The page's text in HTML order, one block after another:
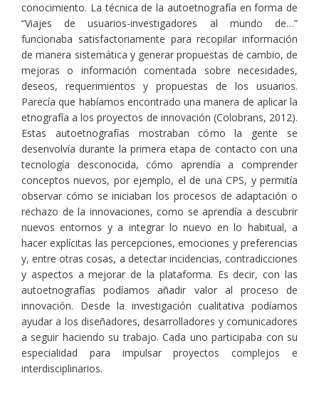
conocimiento. La técnica de la autoetnografía en forma de
“Viajes de usuarios-investigadores al mundo de…”
funcionaba satisfactoriamente para recopilar información
de manera sistemática y generar propuestas de cambio, de
mejoras o información comentada sobre necesidades,
deseos, requerimientos y propuestas de los usuarios.
Parecía que habíamos encontrado una manera de aplicar la
etnografía a los proyectos de innovación (Colobrans, 2012).
Estas autoetnografías mostraban cómo la gente se
desenvolvía durante la primera etapa de contacto con una
tecnología desconocida, cómo aprendía a comprender
conceptos nuevos, por ejemplo, el de una CPS, y permitía
observar cómo se iniciaban los procesos de adaptación o
rechazo de la innovaciones, como se aprendía a descubrir
nuevos entornos y a integrar lo nuevo en lo habitual, a
hacer explícitas las percepciones, emociones y preferencias
y, entre otras cosas, a detectar incidencias, contradicciones
y aspectos a mejorar de la plataforma. Es decir, con las
autoetnografías podíamos añadir valor al proceso de
innovación. Desde la investigación cualitativa podíamos
ayudar a los diseñadores, desarrolladores y comunicadores
a seguir haciendo su trabajo. Cada uno participaba con su
especialidad para impulsar proyectos complejos e
interdisciplinarios.